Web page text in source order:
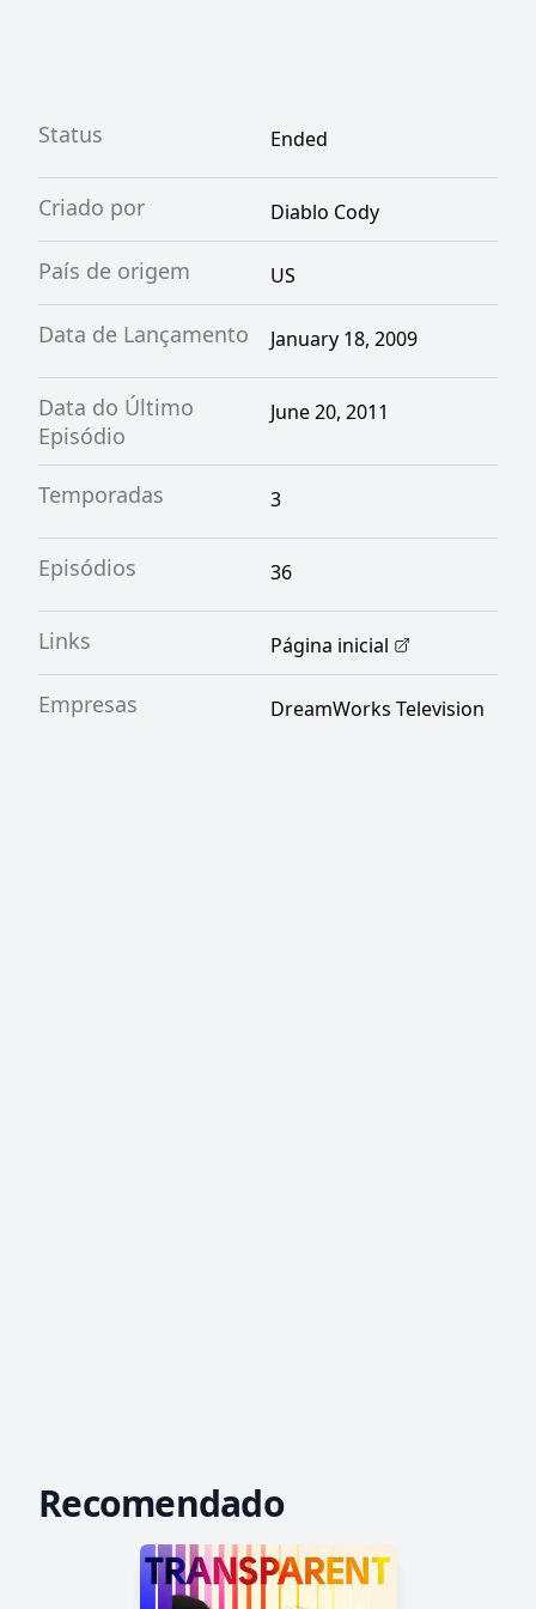
Status Ended
Criado por Diablo Cody
País de origem US
Data de Lançamento January 18, 2009
Data do Último
Episódio
June 20, 2011
Temporadas 3
Episódios 36
Links Página inicial
Empresas DreamWorks Television
Recomendado